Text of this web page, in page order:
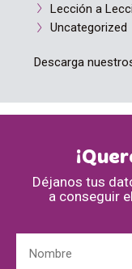
Lección a
Uncategorized
Descarga
Déjanos tus
a conseguir